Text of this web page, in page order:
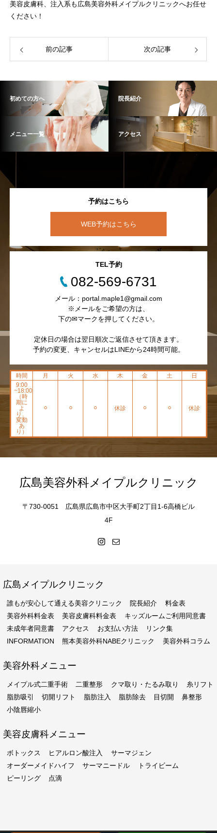
美容皮膚科、注入系も広島美容外科メイプルクリニックへお任せ
ください！
前の記事 次の記事
初めての方へ 院長紹介
メニュー一覧 アクセス
予約はこちら
WEB予約はこちら
TEL予約
082-569-6731
メール：portal.maple1@gmail.com
※メールをご希望の方は、
下の✉マークを押してください。
定休日の場合は翌日順次ご返信させて頂きます。
予約の変更、キャンセルはLINEから24時間可能。
時間 月 火 水 木 金 土
日
9:00
~18:00
（時
期に
よ
り、
変動
あ
り）
⚪︎ ⚪︎ ⚪︎ 休診 ⚪︎ ⚪︎ 休診
広島美容外科メイプルクリニック
〒730-0051 広島県広島市中区大手町2丁目1-6高橋ビル
4F
広島メイプルクリニック
誰もが安心して通える美容クリニック 院長紹介
料金表
美容外科料金表
美容皮膚科料金表
キッズルームご利用同意書
未成年者同意書
アクセス お支払い方法
リンク集
INFORMATION
熊本美容外科NABEクリニック 美容外科コラム
美容外科メニュー
メイプル式二重手術 二重整形 クマ取り・たるみ取り
糸リフト
脂肪吸引
切開リフト 脂肪注入 脂肪除去 目切開
鼻整形
小陰唇縮小
美容皮膚科メニュー
ボトックス ヒアルロン酸注入
サーマジェン
オーダーメイドハイフ
サーマニードル
トライビーム
ピーリング
点滴